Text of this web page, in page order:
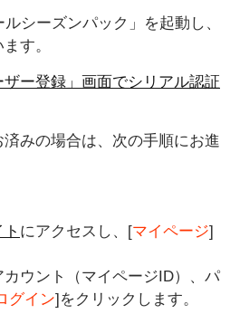
ルシーズンパック」を起動し、
す。
ー登録」画面でシリアル認証
みの場合は、次の手順にお進
にアクセスし、[マイページ]
ウント（マイページID）、パ
グイン]をクリックします。